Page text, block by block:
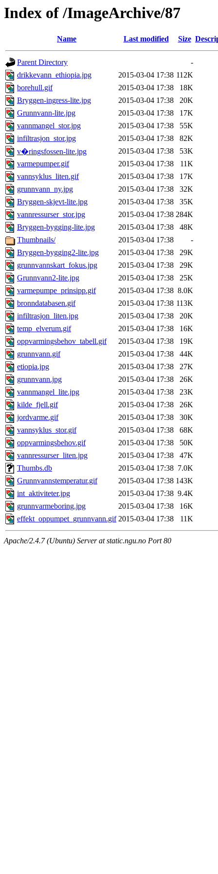
Index of /ImageArchive/87
Name Last modified Size
Parent Directory
-
drikkevann_ethiopia.jpg
2015-03-04 17:38 112K
borehull.gif
2015-03-04 17:38
18K
Bryggen-ingress-lite.jpg
2015-03-04 17:38
20K
Grunnvann-lite.jpg
2015-03-04 17:38
17K
vannmangel_stor.jpg
2015-03-04 17:38
55K
infiltrasjon_stor.jpg
2015-03-04 17:38
82K
v�ringsfossen-lite.jpg
2015-03-04 17:38
53K
varmepumper.gif
2015-03-04 17:38
11K
vannsyklus_liten.gif
2015-03-04 17:38
17K
grunnvann_ny.jpg
2015-03-04 17:38
32K
Bryggen-skjevt-lite.jpg
2015-03-04 17:38
35K
vannressurser_stor.jpg
2015-03-04 17:38 284K
Bryggen-bygging-lite.jpg
2015-03-04 17:38
48K
Thumbnails/
2015-03-04 17:38
-
Bryggen-bygging2-lite.jpg
2015-03-04 17:38
29K
grunnvannskart_fokus.jpg
2015-03-04 17:38
29K
Grunnvann2-lite.jpg
2015-03-04 17:38
25K
varmepumpe_prinsipp.gif
2015-03-04 17:38 8.0K
bronndatabasen.gif
2015-03-04 17:38 113K
infiltrasjon_liten.jpg
2015-03-04 17:38
20K
temp_elverum.gif
2015-03-04 17:38
16K
oppvarmingsbehov_tabell.gif
2015-03-04 17:38
19K
grunnvann.gif
2015-03-04 17:38
44K
etiopia.jpg
2015-03-04 17:38
27K
grunnvann.jpg
2015-03-04 17:38
26K
vannmangel_lite.jpg
2015-03-04 17:38
23K
kilde_fjell.gif
2015-03-04 17:38
26K
jordvarme.gif
2015-03-04 17:38
30K
vannsyklus_stor.gif
2015-03-04 17:38
68K
oppvarmingsbehov.gif
2015-03-04 17:38
50K
vannressurser_liten.jpg
2015-03-04 17:38
47K
Thumbs.db
2015-03-04 17:38 7.0K
Grunnvannstemperatur.gif
2015-03-04 17:38 143K
int_aktiviteter.jpg
2015-03-04 17:38 9.4K
grunnvarmeboring.jpg
2015-03-04 17:38
16K
effekt_oppumpet_grunnvann.gif 2015-03-04 17:38 11K
Apache/2.4.7 (Ubuntu) Server at static.ngu.no Port 80